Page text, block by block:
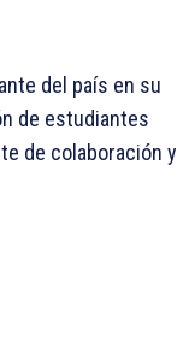
del país en su
de estudiantes
de colaboración y